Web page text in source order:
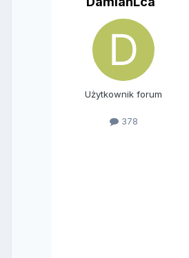
Użytkownik forum
378